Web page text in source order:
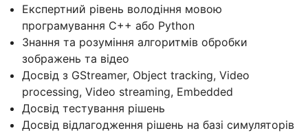
Експертний рівень володіння мовою
програмування C++ або Python
Знання та розуміння алгоритмів обробки
зображень та відео
Досвід з GStreamer, Object tracking, Video
processing, Video streaming, Embedded
Досвід тестування рішень
Досвід відлагодження рішень на базі симуляторів